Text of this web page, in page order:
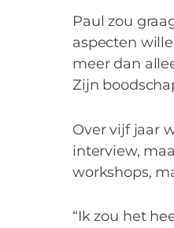
Paul zou
aspecten
meer dan
Zijn
Over vijf jaar
interview,
workshops,
“Ik zou het